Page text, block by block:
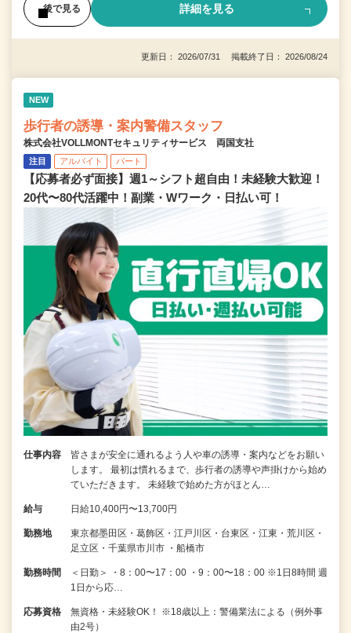
後で見る 詳細を見る
更新日： 2026/07/31 掲載終了日： 2026/08/24
NEW
歩行者の誘導・案内警備スタッフ
株式会社VOLLMONTセキュリティサービス 両国支社
注目 アルバイト パート
【応募者必ず面接】週1～シフト超自由！未経験大歓迎！
20代〜80代活躍中！副業・Wワーク・日払い可！
仕事内容
皆さまが安全に通れるよう人や車の誘導・案内などをお願い
します。 最初は慣れるまで、歩行者の誘導や声掛けから始め
ていただきます。 未経験で始めた方がほとん…
給与 日給10,400円〜13,700円
勤務地
東京都墨田区・葛飾区・江戸川区・台東区・江東・荒川区・
足立区・千葉県市川市 ・船橋市
勤務時間
＜日勤＞ ・8：00〜17：00 ・9：00〜18：00 ※1日8時間 週
1日から応…
応募資格
無資格・未経験OK！ ※18歳以上：警備業法による（例外事
由2号）